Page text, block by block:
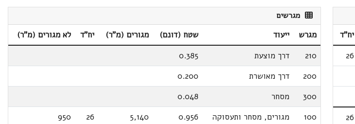
יח"ד
26
26
מגרשים
מגרש ייעוד שטח (דונם) מגורים (מ"ר) יח"ד
לא מגורים (מ"ר)
210
דרך מוצעת
0.385
200
דרך מאושרת
0.200
300
מסחר
0.048
100
מגורים, מסחר ותעסוקה 0.956
5,140
26
950